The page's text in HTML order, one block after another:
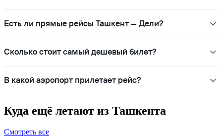
Есть ли прямые рейсы Ташкент — Дели?
Сколько стоит самый дешевый билет?
В какой аэропорт прилетает рейс?
Куда ещё летают из Ташкента
Смотреть все